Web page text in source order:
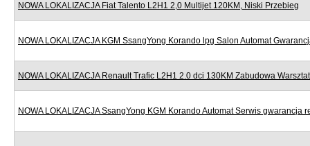
NOWA LOKALIZACJA Fiat Talento L2H1 2,0 Multijet 120KM, Niski Przebieg
NOWA LOKALIZACJA KGM SsangYong Korando lpg Salon Automat
NOWA LOKALIZACJA Renault Trafic L2H1 2.0 dci 130KM Zabudowa
NOWA LOKALIZACJA SsangYong KGM Korando Automat Serwis gwarancja